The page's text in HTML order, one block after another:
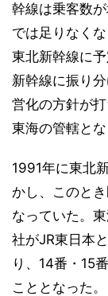
幹線は乗客数
では足りなく
東北新幹線に
新幹線に振り
営化の方針が
東海の管轄とな
1991年に東北
かし、このと
なっていた。
社がJR東日本
り、14番・15
こととなった